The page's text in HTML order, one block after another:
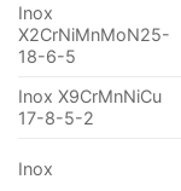
Inox
X2CrNiMnMoN25-
18-6-5
Inox X9CrMnNiCu
17-8-5-2
Inox